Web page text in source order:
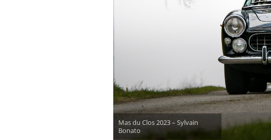
Mas du Clos 2023 – Sylvain
Bonato